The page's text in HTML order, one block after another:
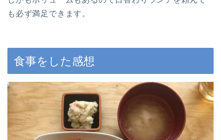
も必ず満足できます。
食事をした感想